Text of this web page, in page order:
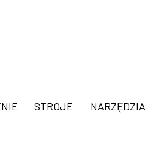
STROJE NARZĘDZIA